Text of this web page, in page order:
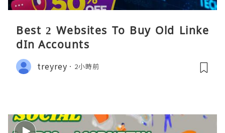
Best 2 Websites To Buy Old Linke
dIn Accounts
treyrey 2小時前